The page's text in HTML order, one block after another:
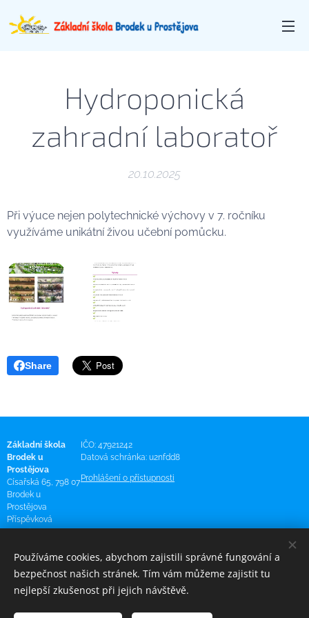
Hydroponická
zahradní laboratoř
20.10.2025
Při výuce nejen polytechnické výchovy v 7. ročníku
využíváme unikátní živou učební pomůcku.
Share
Základní škola
Brodek u
Prostějova
Císařská 65, 798 07
Brodek u
Prostějova
Příspěvková
581 275 321
podatelna@zs-
brodek.cz
IČO: 47921242
Datová schránka: u2nfdd8
Prohlášení o přístupnosti
Používáme cookies, abychom zajistili správné fungování a
bezpečnost našich stránek. Tím vám můžeme zajistit tu
nejlepší zkušenost při jejich návštěvě.